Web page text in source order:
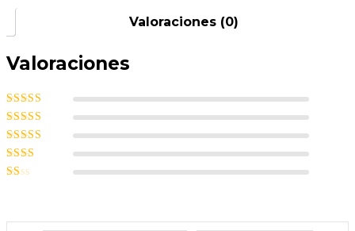
Valoraciones (0)
Valoraciones
Valorado con
Valorado
Valorado
5
Valorado
de